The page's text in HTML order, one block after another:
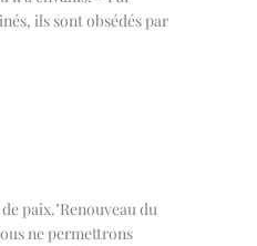
ils sont obsédés par
paix."Renouveau du
ne permettrons